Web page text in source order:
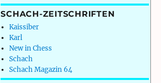
SCHACH-ZEITSCHRIFTEN
Kaissiber
Karl
New in Chess
Schach
Schach Magazin 64